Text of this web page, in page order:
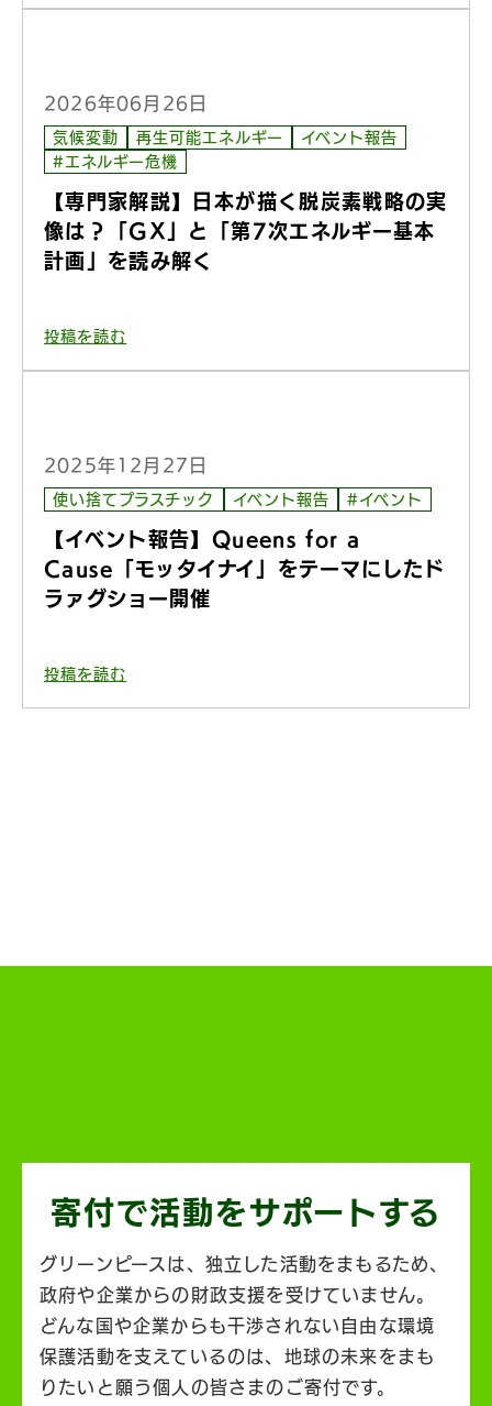
2026年06月26日
気候変動 再生可能エネルギー
イベント報告
#エネルギー危機
【専門家解説】日本が描く脱炭素戦略の実
像は？「GX」と「第7次エネルギー基本
計画」を読み解く
投稿を読む
2025年12月27日
使い捨てプラスチック イベント報告 #イベント
【イベント報告】Queens for a
Cause「モッタイナイ」をテーマにしたド
ラァグショー開催
投稿を読む
寄付で活動をサポートする
グリーンピースは、独立した活動をまもるため、
政府や企業からの財政支援を受けていません。
どんな国や企業からも干渉されない自由な環境
保護活動を支えているのは、地球の未来をまも
りたいと願う個人の皆さまのご寄付です。